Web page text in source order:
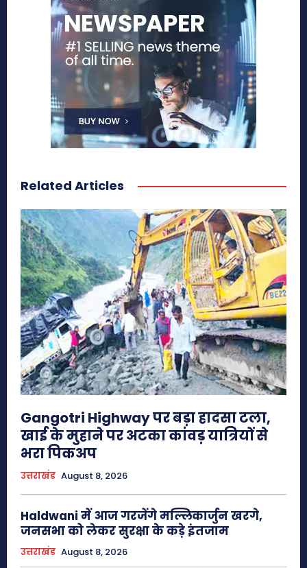
Related Articles
Gangotri Highway पर बड़ा हादसा टला,
खाई के मुहाने पर अटका कांवड़ यात्रियों से
भरा पिकअप
उत्तराखंड August 8, 2026
Haldwani में आज गरजेंगे मल्लिकार्जुन खरगे,
जनसभा को लेकर सुरक्षा के कड़े इंतजाम
उत्तराखंड August 8, 2026